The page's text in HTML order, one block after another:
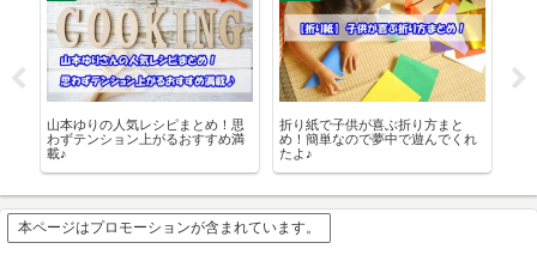
山本ゆりの人気レシピまとめ！思
わずテンション上がるおすすめ満
載♪
折り紙で子供が喜ぶ折り方まと
め！簡単なので夢中で遊んでくれ
たよ♪
本ページはプロモーションが含まれています。